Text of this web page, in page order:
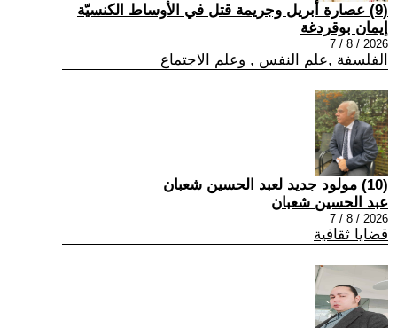
(9) عصارة أبريل وجريمة قتل في الأوساط الكنسيّة
إيمان بوقردغة
2026 / 8 / 7
الفلسفة ,علم النفس , وعلم الاجتماع
(10) مولود جديد لعبد الحسين شعبان
عبد الحسين شعبان
2026 / 8 / 7
قضايا ثقافية